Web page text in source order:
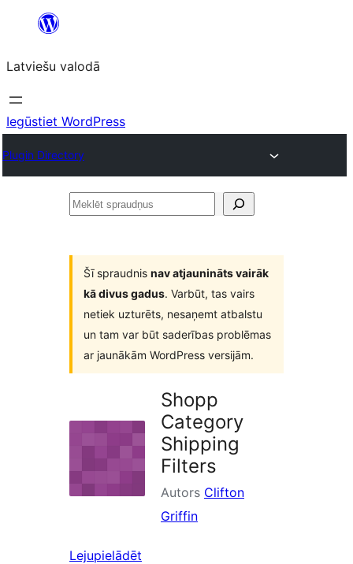
Pāriet
saturu
Latviešu valodā
Iegūstiet WordPress
Plugin Directory
Meklēt
Šī spraudnis nav atjaunināts vairāk
kā divus gadus. Varbūt, tas vairs
netiek uzturēts, nesaņemt atbalstu
un tam var būt saderības problēmas
ar jaunākām WordPress versijām.
Shopp
Category
Shipping
Filters
Autors Clifton
Griffin
Lejupielādēt